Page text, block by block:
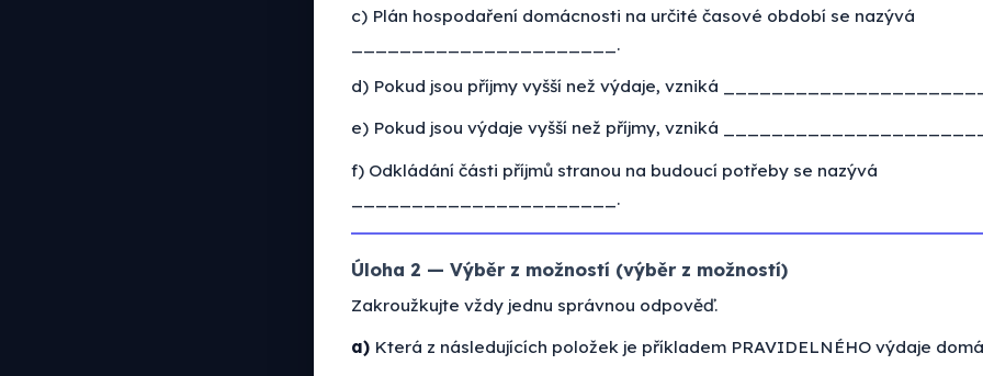
c) Plán hospodaření domácnosti na určité časové období se nazývá
______________________.
d) Pokud jsou příjmy vyšší než výdaje, vzniká
e) Pokud jsou výdaje vyšší než příjmy, vzniká
f) Odkládání části příjmů stranou na budoucí potřeby se nazývá
______________________.
Úloha 2 — Výběr z možností (výběr z možností)
Zakroužkujte vždy jednu správnou odpověď.
a) Která z následujících položek je příkladem PRAVIDELNÉHO výdaje